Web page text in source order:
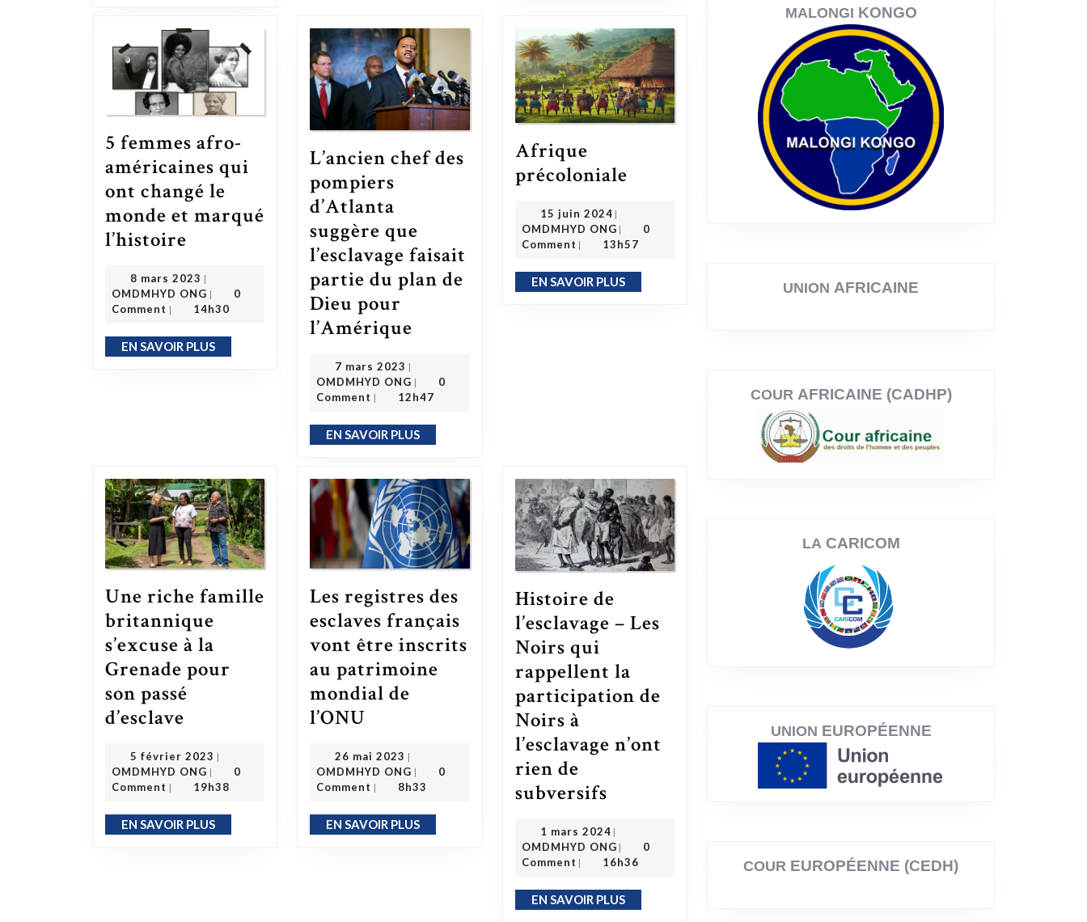
5 femmes afro-
américaines qui
ont changé le
monde et marqué
l’histoire
8 mars 2023 8 mars 2023
|
OMDMHYD ONG |
0
Comment | 14h30
EN SAVOIR PLUSEN SAVOIR PLUS
L’ancien chef des
pompiers
d’Atlanta
suggère que
l’esclavage faisait
partie du plan de
Dieu pour
l’Amérique
7 mars 2023 7 mars 2023
|
OMDMHYD ONG |
0
Comment | 12h47
EN SAVOIR PLUSEN SAVOIR PLUS
Afrique
précoloniale
15 juin 2024 15 juin 2024
|
OMDMHYD ONG
OMDMHYD ONG
|
0
Comment | 13h57
EN SAVOIR PLUSEN SAVOIR PLUS
Une riche famille
britannique
s’excuse à la
Grenade pour
son passé
d’esclave
5 février 2023 5 février 2023
|
OMDMHYD ONG
OMDMHYD ONG
|
0
Comment | 19h38
EN SAVOIR PLUSEN SAVOIR PLUS
Les registres des
esclaves français
vont être inscrits
au patrimoine
mondial de
l’ONU
26 mai 2023 26 mai 2023
|
OMDMHYD ONG |
0
Comment | 8h33
EN SAVOIR PLUSEN SAVOIR PLUS
Histoire de
l’esclavage – Les
Noirs qui
rappellent la
participation de
Noirs à
l’esclavage n’ont
rien de
subversifsHistoire de l’esclavage – Les Noirs qui rappellent la participation de Noirs à l’esclavage n’ont rien de subversifs
1 mars 2024 1 mars 2024
|
OMDMHYD ONG |
0
Comment | 16h36
EN SAVOIR PLUSEN SAVOIR PLUS
MALONGI KONGO
UNION AFRICAINE
COUR AFRICAINE (CADHP)
LA CARICOM
UNION EUROPÉENNE
COUR EUROPÉENNE (CEDH)